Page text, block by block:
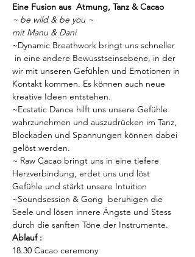
Eine Fusion aus  Atmung, Tanz & Cacao
~ be wild & be you ~
mit Manu & Dani
~Dynamic Breathwork bringt uns schneller
in eine andere Bewusstseinsebene, in der
wir mit unseren Gefühlen und Emotionen in
Kontakt kommen. Es können auch neue
kreative Ideen entstehen.
~Ecstatic Dance hilft uns unsere Gefühle
wahrzunehmen und auszudrücken im Tanz,
Blockaden und Spannungen können dabei
gelöst werden.
~ Raw Cacao bringt uns in eine tiefere
Herzverbindung, erdet uns und löst
Gefühle und stärkt unsere Intuition
~Soundsession & Gong  beruhigen die
Seele und lösen innere Ängste und Stess
durch die sanften Töne der Instrumente.
Ablauf :
18.30 Cacao ceremony